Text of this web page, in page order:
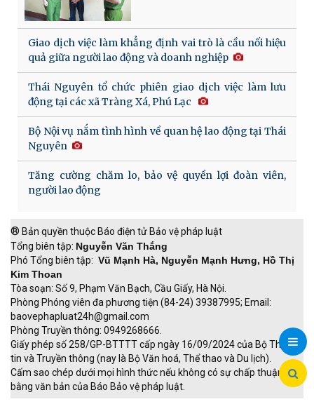
Giao dịch việc làm khẳng định vai trò là cầu nối hiệu
quả giữa người lao động và doanh nghiệp
Thái Nguyên tổ chức phiên giao dịch việc làm lưu
động tại các xã Tràng Xá, Phú Lạc
Bộ Nội vụ nắm tình hình về quan hệ lao động tại Thái
Nguyên
Tăng cường chăm lo, bảo vệ quyền lợi đoàn viên,
người lao động
® Bản quyền thuộc Báo điện tử Bảo vệ pháp luật
Tổng biên tập: Nguyễn Văn Thắng
Phó Tổng biên tập: Vũ Mạnh Hà, Nguyễn Mạnh Hưng, Hồ Thị
Kim Thoan
Tòa soạn: Số 9, Phạm Văn Bạch, Cầu Giấy, Hà Nội.
Phòng Phóng viên đa phương tiện (84-24) 39387995; Email:
baovephapluat24h@gmail.com
Phòng Truyền thông: 0949268666.
Giấy phép số 258/GP-BTTTT cấp ngày 16/09/2024 của Bộ Thông
tin và Truyền thông (nay là Bộ Văn hoá, Thể thao và Du lịch).
Cấm sao chép dưới mọi hình thức nếu không có sự chấp thuận
bằng văn bản của Báo Bảo vệ pháp luật.